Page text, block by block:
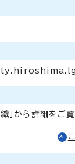
」から詳細をご覧